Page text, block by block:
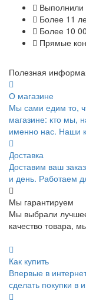
Выполнили
Более 11
Более 10
Прямые
Полезная
О магазине
Мы сами едим то,
магазине: кто мы,
именно нас. Наши
Доставка
Доставим ваш
и день. Работаем
Мы гарантируем
Мы выбрали
качество товара,
Как купить
Впервые в
сделать покупки в